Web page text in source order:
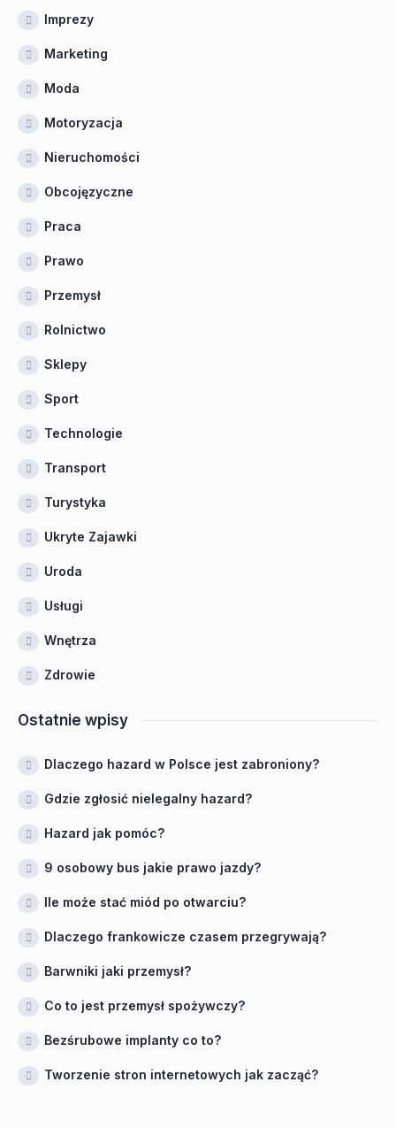
Imprezy
Marketing
Moda
Motoryzacja
Nieruchomości
Obcojęzyczne
Praca
Prawo
Przemysł
Rolnictwo
Sklepy
Sport
Technologie
Transport
Turystyka
Ukryte Zajawki
Uroda
Usługi
Wnętrza
Zdrowie
Ostatnie wpisy
Dlaczego hazard w Polsce jest zabroniony?
Gdzie zgłosić nielegalny hazard?
Hazard jak pomóc?
9 osobowy bus jakie prawo jazdy?
Ile może stać miód po otwarciu?
Dlaczego frankowicze czasem przegrywają?
Barwniki jaki przemysł?
Co to jest przemysł spożywczy?
Bezśrubowe implanty co to?
Tworzenie stron internetowych jak zacząć?